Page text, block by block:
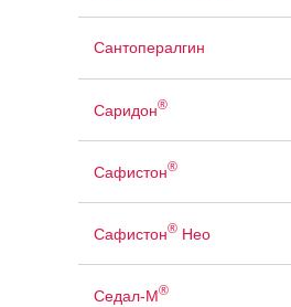
Сантопералгин
Саридон®
Сафистон®
Сафистон®Нео
Седал-М®